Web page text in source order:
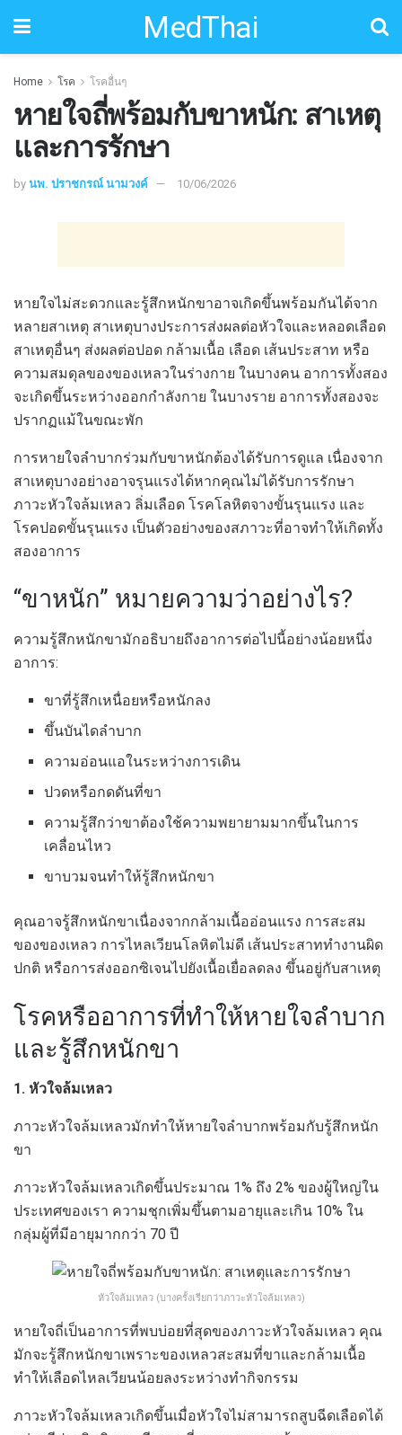
MedThai
Home โรค โรคอื่นๆ
หายใจถี่พร้อมกับขาหนัก: สาเหตุ
และการรักษา
by นพ. ปราชกรณ์ นามวงค์ 10/06/2026
หายใจไม่สะดวกและรู้สึกหนักขาอาจเกิดขึ้นพร้อมกันได้จาก
หลายสาเหตุ สาเหตุบางประการส่งผลต่อหัวใจและหลอดเลือด
สาเหตุอื่นๆ ส่งผลต่อปอด กล้ามเนื้อ เลือด เส้นประสาท หรือ
ความสมดุลของของเหลวในร่างกาย ในบางคน อาการทั้งสอง
จะเกิดขึ้นระหว่างออกกำลังกาย ในบางราย อาการทั้งสองจะ
ปรากฏแม้ในขณะพัก
การหายใจลำบากร่วมกับขาหนักต้องได้รับการดูแล เนื่องจาก
สาเหตุบางอย่างอาจรุนแรงได้หากคุณไม่ได้รับการรักษา
ภาวะหัวใจล้มเหลว ลิ่มเลือด โรคโลหิตจางขั้นรุนแรง และ
โรคปอดขั้นรุนแรง เป็นตัวอย่างของสภาวะที่อาจทำให้เกิดทั้ง
สองอาการ
“ขาหนัก” หมายความว่าอย่างไร?
ความรู้สึกหนักขามักอธิบายถึงอาการต่อไปนี้อย่างน้อยหนึ่ง
อาการ:
ขาที่รู้สึกเหนื่อยหรือหนักลง
ขึ้นบันไดลำบาก
ความอ่อนแอในระหว่างการเดิน
ปวดหรือกดดันที่ขา
ความรู้สึกว่าขาต้องใช้ความพยายามมากขึ้นในการ
เคลื่อนไหว
ขาบวมจนทำให้รู้สึกหนักขา
คุณอาจรู้สึกหนักขาเนื่องจากกล้ามเนื้ออ่อนแรง การสะสม
ของของเหลว การไหลเวียนโลหิตไม่ดี เส้นประสาททำงานผิด
ปกติ หรือการส่งออกซิเจนไปยังเนื้อเยื่อลดลง ขึ้นอยู่กับสาเหตุ
โรคหรืออาการที่ทำให้หายใจลำบาก
และรู้สึกหนักขา
1. หัวใจล้มเหลว
ภาวะหัวใจล้มเหลวมักทำให้หายใจลำบากพร้อมกับรู้สึกหนัก
ขา
ภาวะหัวใจล้มเหลวเกิดขึ้นประมาณ 1% ถึง 2% ของผู้ใหญ่ใน
ประเทศของเรา ความชุกเพิ่มขึ้นตามอายุและเกิน 10% ใน
กลุ่มผู้ที่มีอายุมากกว่า 70 ปี
หัวใจล้มเหลว (บางครั้งเรียกว่าภาวะหัวใจล้มเหลว)
หายใจถี่เป็นอาการที่พบบ่อยที่สุดของภาวะหัวใจล้มเหลว คุณ
มักจะรู้สึกหนักขาเพราะของเหลวสะสมที่ขาและกล้ามเนื้อ
ทำให้เลือดไหลเวียนน้อยลงระหว่างทำกิจกรรม
ภาวะหัวใจล้มเหลวเกิดขึ้นเมื่อหัวใจไม่สามารถสูบฉีดเลือดได้